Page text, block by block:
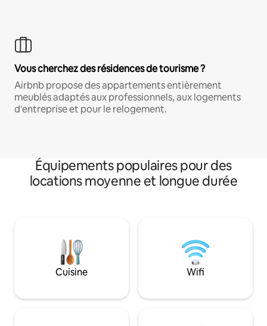
Vous cherchez des résidences de tourisme ?
Airbnb propose des appartements entièrement
meublés adaptés aux professionnels, aux logements
d'entreprise et pour le relogement.
Équipements populaires pour des
locations moyenne et longue durée
Cuisine Wifi